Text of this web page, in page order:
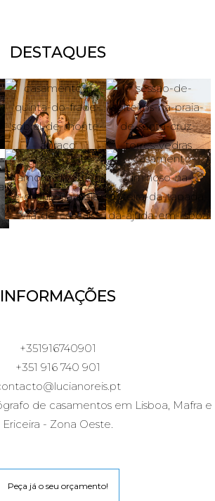
DESTAQUES
INFORMAÇÕES
+351916740901
+351 916 740 901
de casamentos em Lisboa, Mafra e
Ericeira - Zona Oeste.
Peça já o seu orçamento!